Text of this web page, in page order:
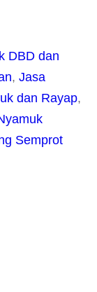
DBD dan
, Jasa
dan Rayap,
Semprot